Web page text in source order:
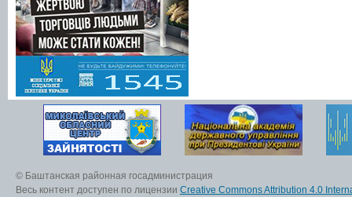
© Баштанская районная госадминистрация
Весь контент доступен по лицензии Creative Commons Attribution 4.0